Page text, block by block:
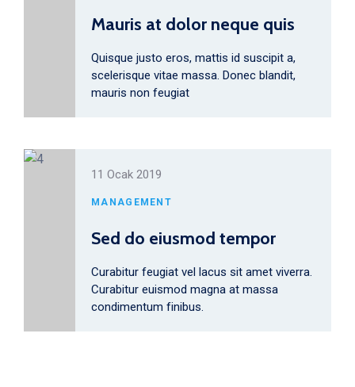
Mauris at dolor neque quis
Quisque justo eros, mattis id suscipit a,
scelerisque vitae massa. Donec blandit,
mauris non feugiat
11 Ocak 2019
MANAGEMENT
Sed do eiusmod tempor
Curabitur feugiat vel lacus sit amet viverra.
Curabitur euismod magna at massa
condimentum finibus.